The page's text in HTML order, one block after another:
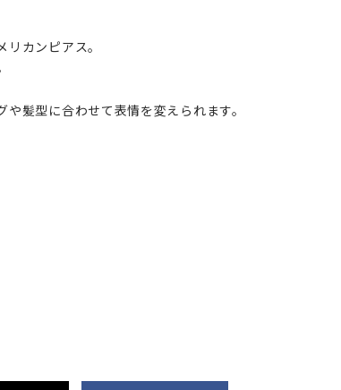
カンピアス。
髪型に合わせて表情を変えられます。